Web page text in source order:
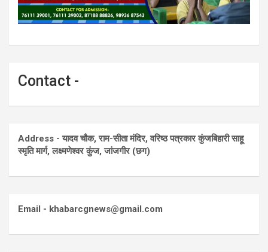
Contact -
Address - यादव चौक, राम-सीता मंदिर, वरिष्ठ पत्रकार कुंजबिहारी साहू
स्मृति मार्ग, लक्ष्मणेश्वर कुंज, जांजगीर (छग)
Email - khabarcgnews@gmail.com